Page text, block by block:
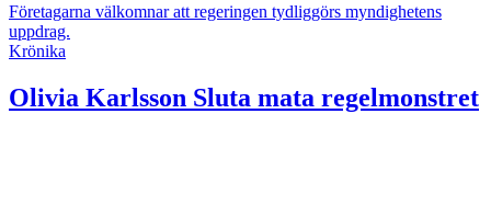
Företagarna välkomnar att regeringen tydliggörs myndighetens
uppdrag.
Krönika
Olivia Karlsson Sluta mata regelmonstret